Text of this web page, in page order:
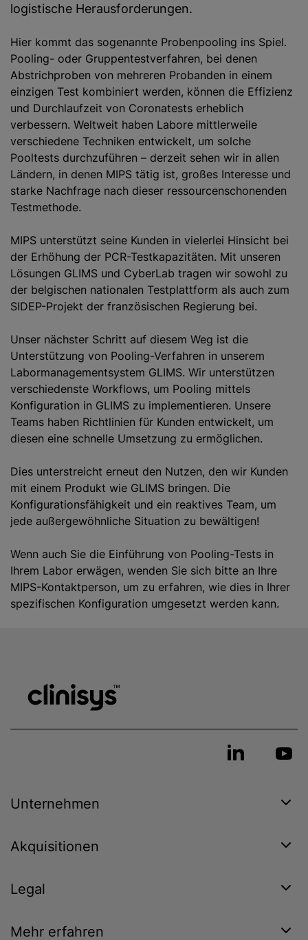
logistische Herausforderungen.
Hier kommt das sogenannte Probenpooling ins Spiel.
Pooling- oder Gruppentestverfahren, bei denen
Abstrichproben von mehreren Probanden in einem
einzigen Test kombiniert werden, können die Effizienz
und Durchlaufzeit von Coronatests erheblich
verbessern. Weltweit haben Labore mittlerweile
verschiedene Techniken entwickelt, um solche
Pooltests durchzuführen – derzeit sehen wir in allen
Ländern, in denen MIPS tätig ist, großes Interesse und
starke Nachfrage nach dieser ressourcenschonenden
Testmethode.
MIPS unterstützt seine Kunden in vielerlei Hinsicht bei
der Erhöhung der PCR-Testkapazitäten. Mit unseren
Lösungen GLIMS und CyberLab tragen wir sowohl zu
der belgischen nationalen Testplattform als auch zum
SIDEP-Projekt der französischen Regierung bei.
Unser nächster Schritt auf diesem Weg ist die
Unterstützung von Pooling-Verfahren in unserem
Labormanagementsystem GLIMS. Wir unterstützen
verschiedenste Workflows, um Pooling mittels
Konfiguration in GLIMS zu implementieren. Unsere
Teams haben Richtlinien für Kunden entwickelt, um
diesen eine schnelle Umsetzung zu ermöglichen.
Dies unterstreicht erneut den Nutzen, den wir Kunden
mit einem Produkt wie GLIMS bringen. Die
Konfigurationsfähigkeit und ein reaktives Team, um
jede außergewöhnliche Situation zu bewältigen!
Wenn auch Sie die Einführung von Pooling-Tests in
Ihrem Labor erwägen, wenden Sie sich bitte an Ihre
MIPS-Kontaktperson, um zu erfahren, wie dies in Ihrer
spezifischen Konfiguration umgesetzt werden kann.
Unternehmen
Akquisitionen
Legal
Mehr erfahren